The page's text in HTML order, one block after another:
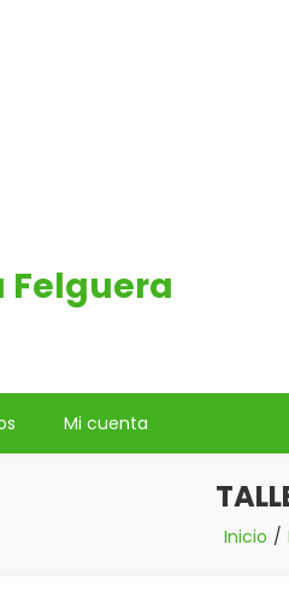
Felguera
Mi cuenta
Inicio